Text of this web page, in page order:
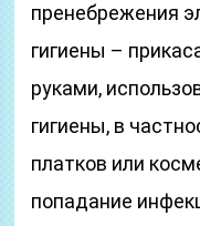
пренебрежения
гигиены –
руками,
гигиены, в
платков или
попадание